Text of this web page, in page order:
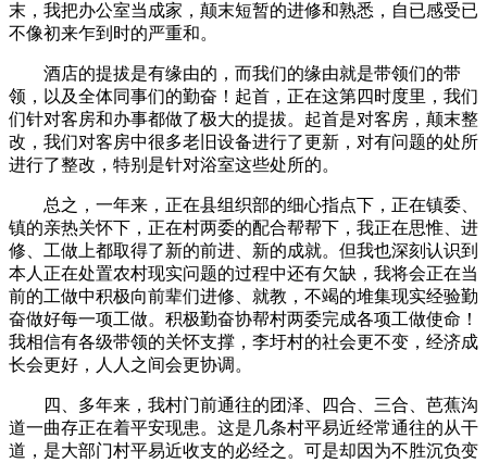
末，我把办公室当成家，颠末短暂的进修和熟悉，自已感受已
不像初来乍到时的严重和。
酒店的提拔是有缘由的，而我们的缘由就是带领们的带
领，以及全体同事们的勤奋！起首，正在这第四时度里，我们
们针对客房和办事都做了极大的提拔。起首是对客房，颠末整
改，我们对客房中很多老旧设备进行了更新，对有问题的处所
进行了整改，特别是针对浴室这些处所的。
总之，一年来，正在县组织部的细心指点下，正在镇委、
镇的亲热关怀下，正在村两委的配合帮帮下，我正在思惟、进
修、工做上都取得了新的前进、新的成就。但我也深刻认识到
本人正在处置农村现实问题的过程中还有欠缺，我将会正在当
前的工做中积极向前辈们进修、就教，不竭的堆集现实经验勤
奋做好每一项工做。积极勤奋协帮村两委完成各项工做使命！
我相信有各级带领的关怀支撑，李圩村的社会更不变，经济成
长会更好，人人之间会更协调。
四、多年来，我村门前通往的团泽、四合、三合、芭蕉沟
道一曲存正在着平安现患。这是几条村平易近经常通往的从干
道，是大部门村平易近收支的必经之。可是却因为不胜沉负变